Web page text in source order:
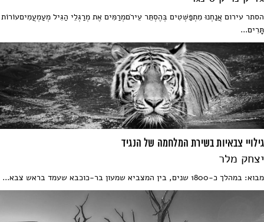
הסתר עירום אֲנַחְנוּ מִתְפַּשְּׁטִים בְּהֶסְתֵּר עֵירֹםמְרַמִּים אֶת מְרַגְּלֵי הַגִּיל מְעַמְעֲמִיםעוֹרוֹת
תָּרִים...
גילויי צבאיות בשירת המלחמה של הנגיד
יצחק מלר
מבוא: במהלך כ-1800 שנים, בין המצביא שמעון בר-כוכבא שעמד בראש צבא...